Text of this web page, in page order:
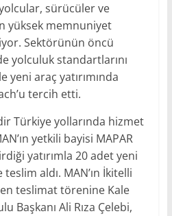
sürücüler ve
yüksek memnuniyet
Sektörünün öncü
yolculuk standartlarını
yeni araç yatırımında
tercih etti.
Türkiye yollarında hizmet
yetkili bayisi MAPAR
yatırımla 20 adet yeni
aldı. MAN’ın İkitelli
teslimat törenine Kale
Başkanı Ali Rıza Çelebi,